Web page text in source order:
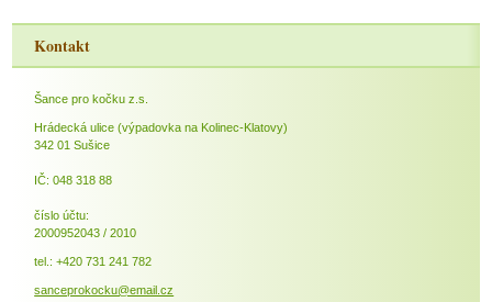
Kontakt
Šance pro kočku z.s.
Hrádecká ulice (výpadovka na Kolinec-Klatovy)
342 01 Sušice
IČ: 048 318 88
číslo účtu:
2000952043 / 2010
tel.: +420 731 241 782
sanceprokocku@email.cz